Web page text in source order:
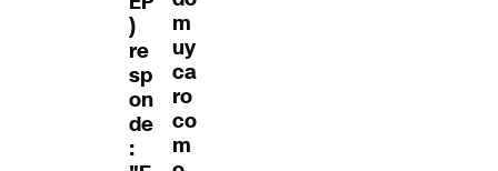
)
re
sp
on
de
:
m
uy
ca
ro
co
m